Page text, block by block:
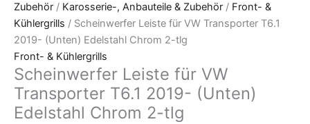
Zubehör / Karosserie-, Anbauteile & Zubehör / Front- &
Kühlergrills / Scheinwerfer Leiste für VW Transporter T6.1
2019- (Unten) Edelstahl Chrom 2-tlg
Front- & Kühlergrills
Scheinwerfer Leiste für VW
Transporter T6.1 2019- (Unten)
Edelstahl Chrom 2-tlg
Edelstahl
Chrom
2-
tlg
Menge